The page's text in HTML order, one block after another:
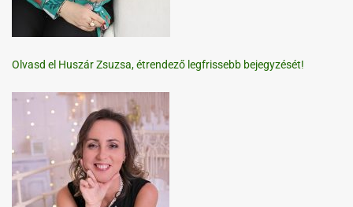
Olvasd el Huszár Zsuzsa, étrendező legfrissebb bejegyzését!